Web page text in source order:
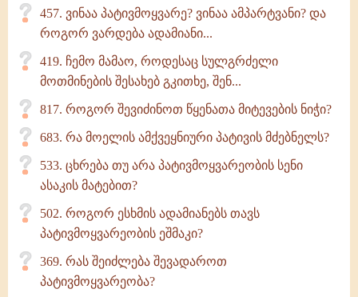
457. ვინაა პატივმოყვარე? ვინაა ამპარტვანი? და
როგორ ვარდება ადამიანი...
419. ჩემო მამაო, როდესაც სულგრძელი
მოთმინების შესახებ გკითხე, შენ...
817. როგორ შევიძინოთ წყენათა მიტევების ნიჭი?
683. რა მოელის ამქვეყნიური პატივის მძებნელს?
533. ცხრება თუ არა პატივმოყვარეობის სენი
ასაკის მატებით?
502. როგორ ესხმის ადამიანებს თავს
პატივმოყვარეობის ეშმაკი?
369. რას შეიძლება შევადაროთ
პატივმოყვარეობა?